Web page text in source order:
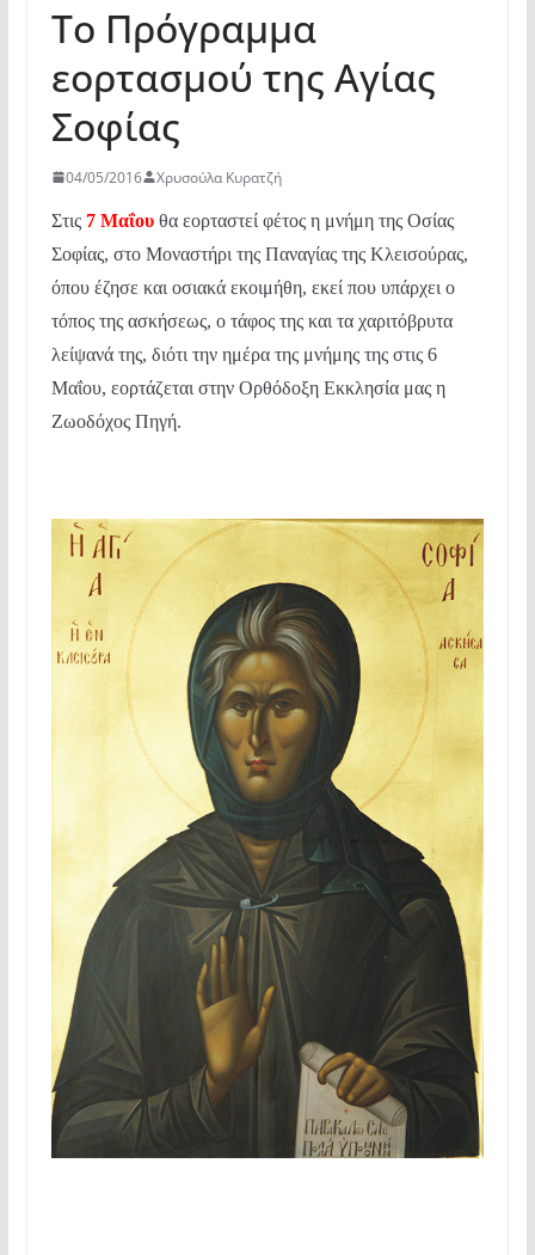
Το Πρόγραμμα
εορτασμού της Αγίας
Σοφίας
04/05/2016 Χρυσούλα Κυρατζή
Στις 7 Μαΐουθα εορταστεί φέτος η μνήμη της Οσίας
Σοφίας, στο Μοναστήρι της Παναγίας της Κλεισούρας,
όπου έζησε και οσιακά εκοιμήθη, εκεί που υπάρχει ο
τόποςτης ασκήσεως, ο τάφος της και τα χαριτόβρυτα
λείψανά της, διότι την ημέρα της μνήμης της στις 6
Μαΐου, εορτάζεται στην Ορθόδοξη Εκκλησία μας η
Ζωοδόχος Πηγή.